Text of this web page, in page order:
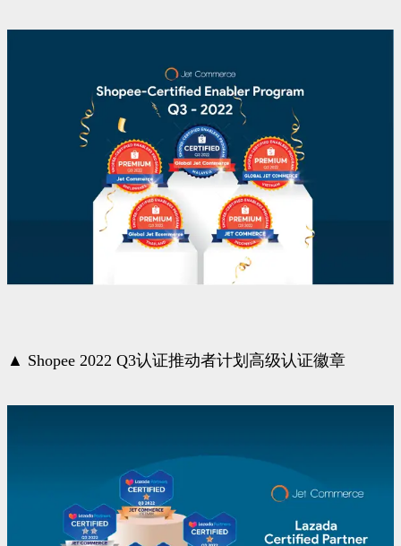
▲ Shopee 2022 Q3认证推动者计划高级认证徽章